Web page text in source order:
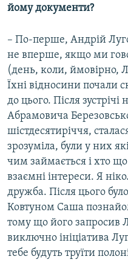
йому документи?
– По-перше, Андрій
не вперше, якщо ми
(день, коли, ймовірно,
Їхні відносини почали
до цього. Після
Абрамовича
шістдесятиріччя,
зрозуміла, були у них
чим займається і хто
взаємні інтереси. Я
дружба. Після цього
Ковтуном Саша
тому що його запросив
виключно ініціатива
тебе будуть труїти